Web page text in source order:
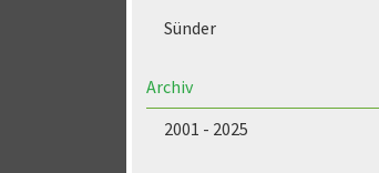
Sünder
Archiv
2001 - 2025